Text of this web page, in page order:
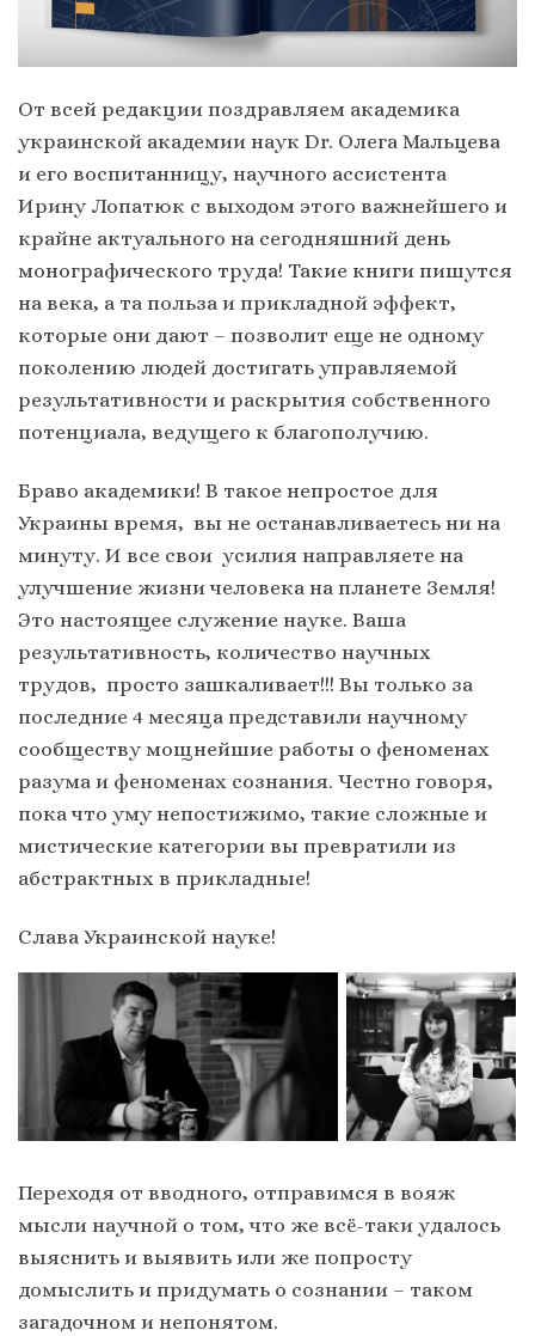
От всей редакции поздравляем академика
украинской академии наук Dr. Олега Мальцева
и его воспитанницу, научного ассистента
Ирину Лопатюк с выходом этого важнейшего и
крайне актуального на сегодняшний день
монографического труда! Такие книги пишутся
на века, а та польза и прикладной эффект,
которые они дают – позволит еще не одному
поколению людей достигать управляемой
результативности и раскрытия собственного
потенциала, ведущего к благополучию.
Браво академики! В такое непростое для
Украины время, вы не останавливаетесь ни на
минуту. И все свои усилия направляете на
улучшение жизни человека на планете Земля!
Это настоящее служение науке. Ваша
результативность, количество научных
трудов, просто зашкаливает!!! Вы только за
последние 4 месяца представили научному
сообществу мощнейшие работы о феноменах
разума и феноменах сознания. Честно говоря,
пока что уму непостижимо, такие сложные и
мистические категории вы превратили из
абстрактных в прикладные!
Слава Украинской науке!
Переходя от вводного, отправимся в вояж
мысли научной о том, что же всё-таки удалось
выяснить и выявить или же попросту
домыслить и придумать о сознании – таком
загадочном и непонятом.